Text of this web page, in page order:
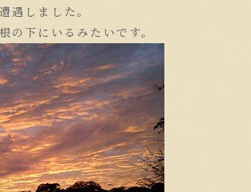
遇しました。
の下にいるみたいです。